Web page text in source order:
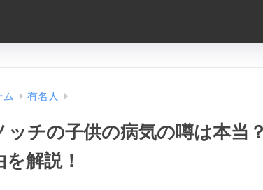
ム 有名人
ッチの子供の病気の噂は本当
を解説！